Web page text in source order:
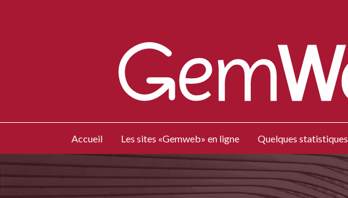
Accueil Les sites «Gemweb» en ligne Quelques statistiques